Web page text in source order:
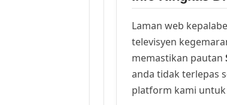
Laman web
televisyen
memastikan pautan
anda tidak terlepas
platform kami untuk